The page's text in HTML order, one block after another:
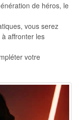
de héros, le
vous serez
affronter les
votre